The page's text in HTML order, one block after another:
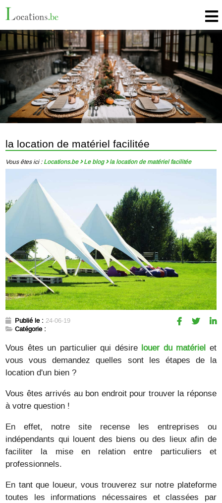
la location de matériel facilitée
Vous êtes ici : Locations.be Le blog la location de matériel facilitée
Publié le : 24-06-19
Catégorie :
Vous êtes un particulier qui désire louer du matériel et
vous vous demandez quelles sont les étapes de la
location d'un bien ?
Vous êtes arrivés au bon endroit pour trouver la réponse
à votre question !
En effet, notre site recense les entreprises ou
indépendants qui louent des biens ou des lieux afin de
faciliter la mise en relation entre particuliers et
professionnels.
En tant que loueur, vous trouverez sur notre plateforme
toutes les informations nécessaires et classées par